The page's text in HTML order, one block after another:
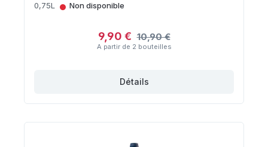
0,75L
• Non disponible
9,90 € 10,90 €
A partir de 2 bouteilles
Détails